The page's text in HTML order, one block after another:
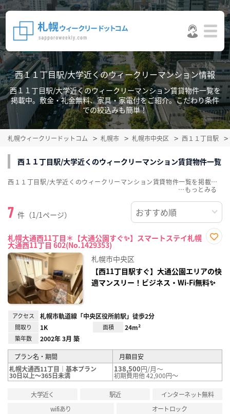
西１１丁目駅/大学近くのウィークリーマンション情報
西１１丁目駅/大学近くのウィークリーマンション賃貸物件一覧を
掲載中。敷金・礼金無料、家具・家電付をご紹介。こだわり条件
での絞込みも簡単！
札幌ウィークリードットコム 札幌市 札幌市中央区 西１１丁目駅
西１１丁目駅/大学近くのウィークリーマンション賃貸物件一覧
7 件（1/1ページ）
札幌大通西11丁目＊【大通公園すぐ✨】スマートステイ札幌
大通西11丁目 602(No.1429353)
録
札幌市中央区
【西11丁目駅すぐ】大通公園エリアの快
適マンスリー！ビジネス・Wi-Fi無料✨
アクセス 札幌市軌道線「中央区役所前駅」徒歩2分
間取り 1K 面積 24m²
築年数 2002年 3月 築
プラン名・期間
月額目安
札幌大通西11丁目｜基本プラン
30日以上～365日未満
138,500円/月～
初期費用他 42,900円～
大学近く 駅近
インターネット無料
wifiあり
オートロック
西１１丁目駅/大学近くのウィークリーマンション賃貸物件一覧を掲載中。敷金・礼金無料、家具・家電付をご紹介。こだわり条件での絞込みも簡単！
…